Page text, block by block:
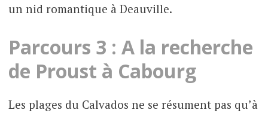
un nid romantique à Deauville.
Parcours 3 : A la recherche
de Proust à Cabourg
Les plages du Calvados ne se résument pas qu’à